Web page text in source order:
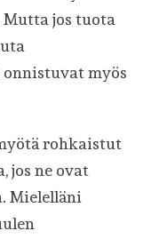
jos tuota
myös
rohkaistut
jos ne ovat
Mielelläni